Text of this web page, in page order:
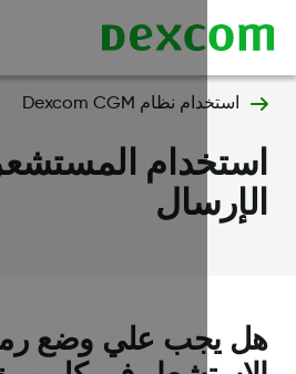
استخدام نظام Dexcom CGM
المستشعر
يجب علي وضع رمز